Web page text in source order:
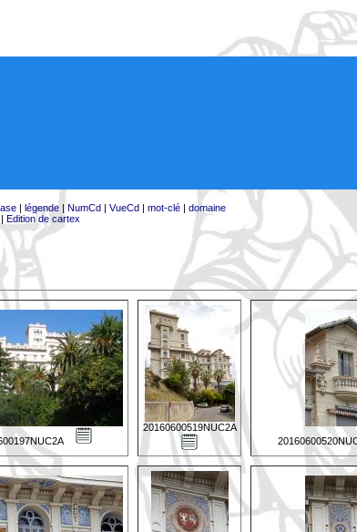
| légende| NumCd| VueCd| mot-clé| domaine
Edition de cartex
20160600519NUC2A